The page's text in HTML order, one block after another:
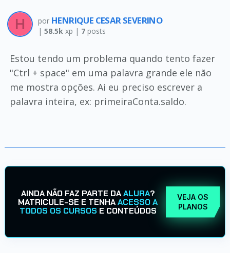
por HENRIQUE CESAR SEVERINO
| 58.5kxp | 7posts
Estou tendo um problema quando tento fazer
"Ctrl + space" em uma palavra grande ele não
me mostra opções. Ai eu preciso escrever a
palavra inteira, ex: primeiraConta.saldo.
AINDA NÃO FAZ PARTE DAALURA?
MATRICULE-SE E TENHAACESSO A
TODOS OS CURSOS E CONTEÚDOS
VEJA OS
PLANOS